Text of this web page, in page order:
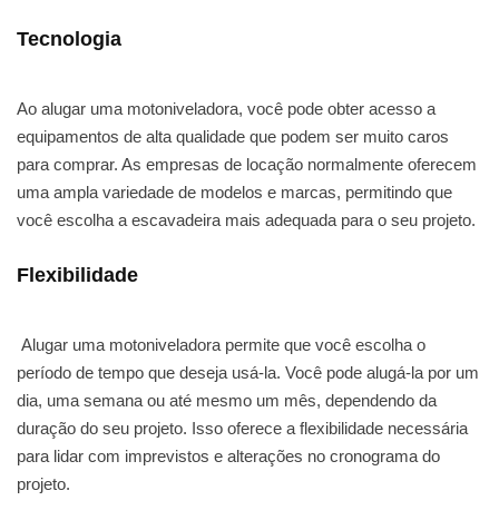
Tecnologia
Ao alugar uma motoniveladora, você pode obter acesso a
equipamentos de alta qualidade que podem ser muito caros
para comprar. As empresas de locação normalmente oferecem
uma ampla variedade de modelos e marcas, permitindo que
você escolha a escavadeira mais adequada para o seu projeto.
Flexibilidade
Alugar uma motoniveladora permite que você escolha o
período de tempo que deseja usá-la. Você pode alugá-la por um
dia, uma semana ou até mesmo um mês, dependendo da
duração do seu projeto. Isso oferece a flexibilidade necessária
para lidar com imprevistos e alterações no cronograma do
projeto.